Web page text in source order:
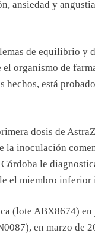
ansiedad y
de equilibrio y
organismo de
está
dosis de
la inoculación
le
el miembro
(lote ABX8674)
en marzo de